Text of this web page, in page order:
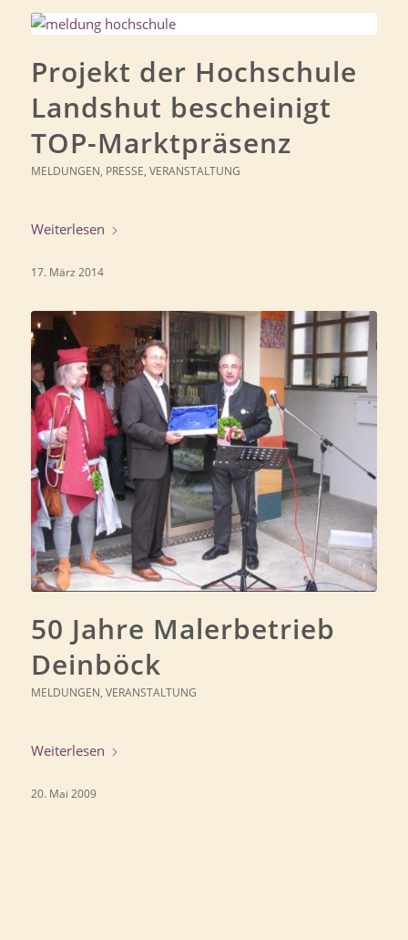
Projekt der Hochschule
Landshut bescheinigt
TOP-Marktpräsenz
MELDUNGEN, PRESSE, VERANSTALTUNG
Weiterlesen
17. März 2014
50 Jahre Malerbetrieb
Deinböck
MELDUNGEN, VERANSTALTUNG
Weiterlesen
20. Mai 2009